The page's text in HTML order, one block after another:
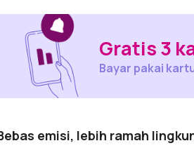
Gratis 3
Bayar pakai
emisi, lebih ramah